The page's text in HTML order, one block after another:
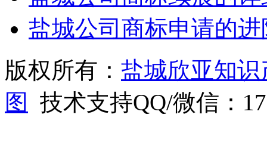
盐城公司商标申请的
版权所有： 盐城欣亚知
图
技术支持QQ/微信：